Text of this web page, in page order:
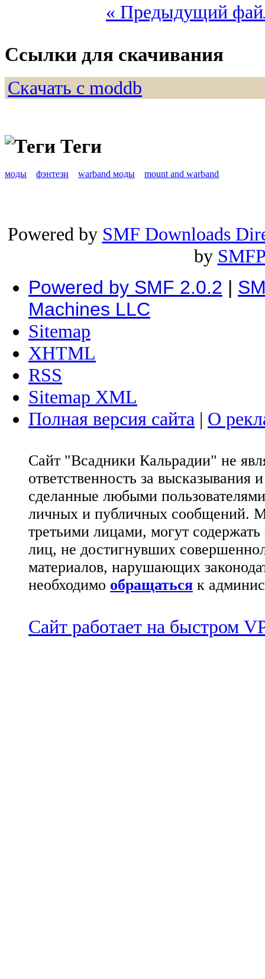
« Предыдущий
Ссылки для скачивания
Скачать с moddb
Теги
моды фэнтези warband моды mount and warband
Powered by SMF Downloads
by
Powered by SMF 2.0.2 |
Machines LLC
Sitemap
XHTML
RSS
Sitemap XML
Полная версия сайта | О
Сайт "Всадники Кальрадии" не
ответственность за
сделанные любыми
личных и публичных сообщений.
третьими лицами, могут
лиц, не достигнувших
материалов, нарушающих
необходимо обращаться к
Сайт работает на быстром